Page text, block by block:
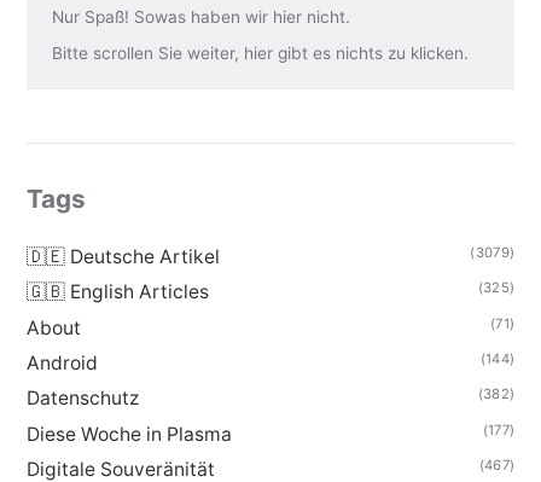
Nur Spaß! Sowas haben wir hier nicht.
Bitte scrollen Sie weiter, hier gibt es nichts zu klicken.
Tags
🇩🇪 Deutsche Artikel (3079)
🇬🇧 English Articles (325)
About (71)
Android (144)
Datenschutz (382)
Diese Woche in Plasma (177)
Digitale Souveränität (467)